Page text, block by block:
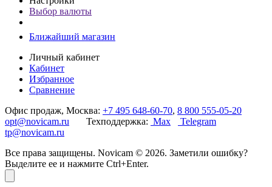
Выбор валюты
Ближайший магазин
Личный кабинет
Кабинет
Избранное
Сравнение
Офис продаж, Москва: +7 495 648-60-70, 8 800 555-05-20
opt@novicam.ru Техподдержка: Max
Telegram
tp@novicam.ru
Все права защищены. Novicam © 2026. Заметили ошибку?
Выделите ее и нажмите Ctrl+Enter.